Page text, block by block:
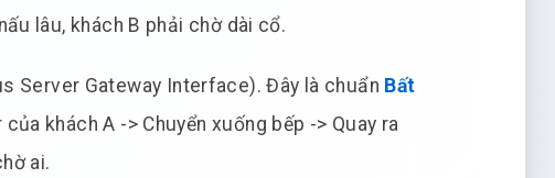
lâu, khách B phải chờ dài cổ.
Server Gateway Interface). Đây là chuẩn Bất
khách A -> Chuyển xuống bếp -> Quay ra
ai.